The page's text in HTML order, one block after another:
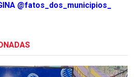
@fatos_dos_municipios_